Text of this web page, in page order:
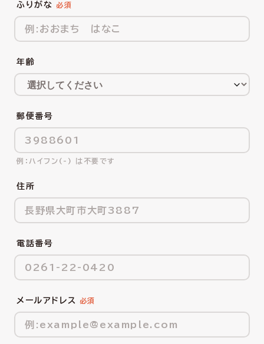
ふりがな
年齢
郵便番号
ハイフン(-) は不要です
住所
電話番号
メールアドレス